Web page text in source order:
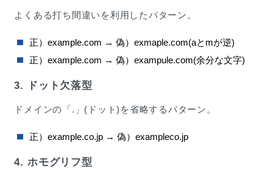
よくある打ち間違いを利用したパターン。
正）example.com → 偽）exmaple.com(aとmが逆)
正）example.com → 偽）exampule.com(余分な文字)
3. ドット欠落型
ドメインの「.」(ドット)を省略するパターン。
正）example.co.jp → 偽）exampleco.jp
4. ホモグリフ型